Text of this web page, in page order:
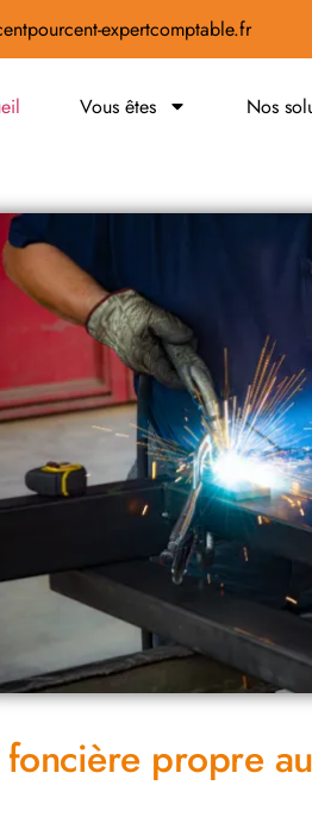
expertcomptable.fr
Vous êtes Nos
propre